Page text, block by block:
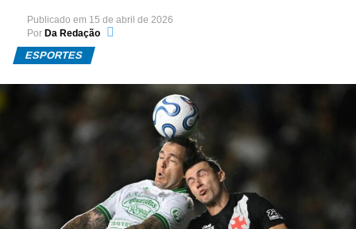
Publicado em 15 de abril de 2026
Por Da Redação
ESPORTES